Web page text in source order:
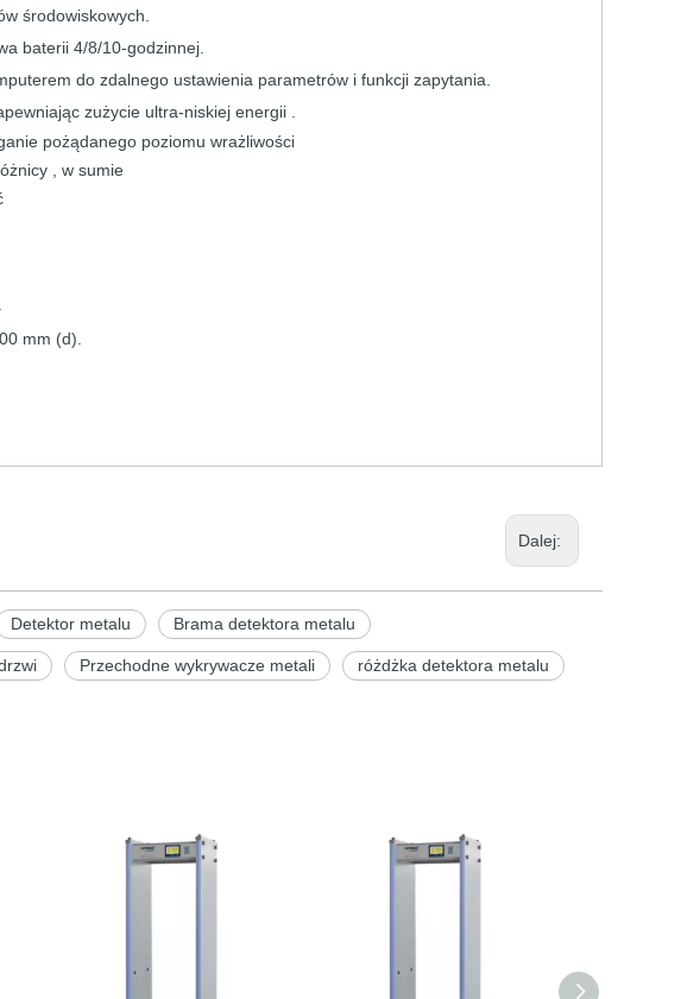
środowiskowych.
baterii 4/8/10-godzinnej.
do zdalnego ustawienia parametrów i funkcji zapytania.
zużycie ultra-niskiej energii .
pożądanego poziomu wrażliwości
w sumie
mm (d).
Dalej:
Detektor metalu Brama detektora metalu
Przechodne wykrywacze metali różdżka detektora metalu